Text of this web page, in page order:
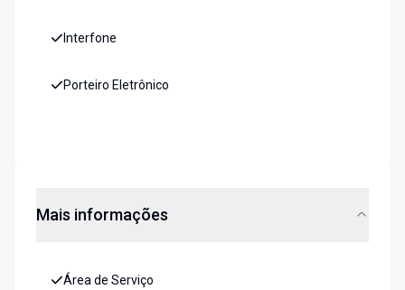
Interfone
Porteiro Eletrônico
Mais informações
Área de Serviço